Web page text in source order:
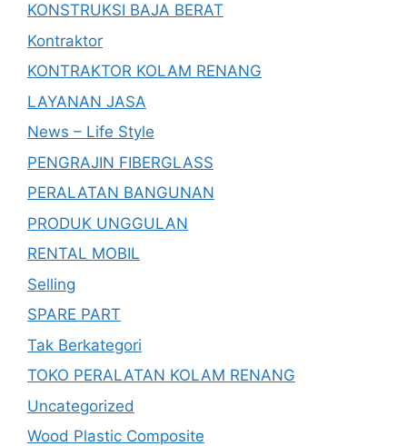
KONSTRUKSI BAJA BERAT
Kontraktor
KONTRAKTOR KOLAM RENANG
LAYANAN JASA
News – Life Style
PENGRAJIN FIBERGLASS
PERALATAN BANGUNAN
PRODUK UNGGULAN
RENTAL MOBIL
Selling
SPARE PART
Tak Berkategori
TOKO PERALATAN KOLAM RENANG
Uncategorized
Wood Plastic Composite